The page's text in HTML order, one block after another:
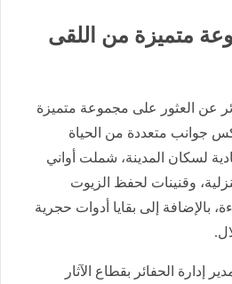
متميزة من اللقى
عن العثور على مجموعة متميزة
جوانب متعددة من الحياة
لسكان المدينة، شملت أواني
وقنينات لحفظ الزيوت
بالإضافة إلى بقايا أدوات حجرية
إدارة الحفائر بقطاع الآثار